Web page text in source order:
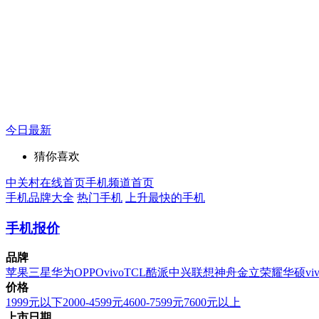
今日最新
猜你喜欢
中关村在线首页手机频道首页
手机品牌大全 热门手机 上升最快的手机
手机报价
品牌
苹果三星华为OPPOvivoTCL酷派中兴联想神舟金立荣耀华硕
价格
1999元以下2000-4599元4600-7599元7600元以上